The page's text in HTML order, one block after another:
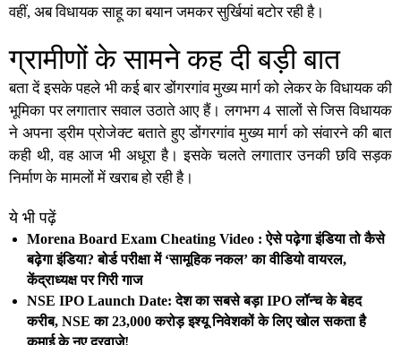
वहीं, अब विधायक साहू का बयान जमकर सुर्खियां बटोर रही है।
ग्रामीणों के सामने कह दी बड़ी बात
बता दें इसके पहले भी कई बार डोंगरगांव मुख्य मार्ग को लेकर के विधायक की
भूमिका पर लगातार सवाल उठाते आए हैं। लगभग 4 सालों से जिस विधायक
ने अपना ड्रीम प्रोजेक्ट बताते हुए डोंगरगांव मुख्य मार्ग को संवारने की बात
कही थी, वह आज भी अधूरा है। इसके चलते लगातार उनकी छवि सड़क
निर्माण के मामलों में खराब हो रही है।
ये भी पढ़ें
Morena Board Exam Cheating Video : ऐसे पढ़ेगा इंडिया तो कैसे
बढ़ेगा इंडिया? बोर्ड परीक्षा में ‘सामूहिक नकल’ का वीडियो वायरल,
केंद्राध्यक्ष पर गिरी गाज
NSE IPO Launch Date: देश का सबसे बड़ा IPO लॉन्च के बेहद
करीब, NSE का 23,000 करोड़ इश्यू निवेशकों के लिए खोल सकता है
कमाई के नए दरवाजे!